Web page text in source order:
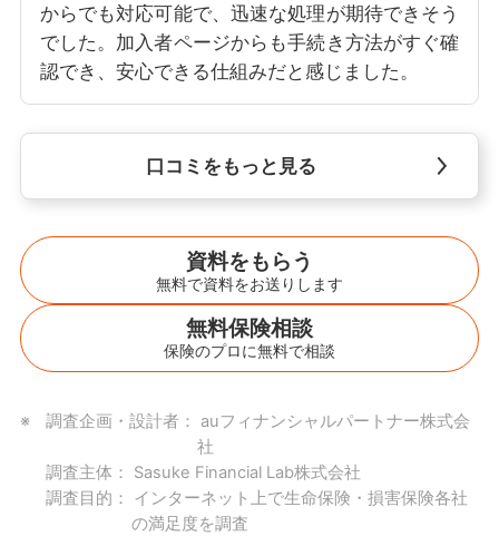
からでも対応可能で、迅速な処理が期待できそう
でした。加入者ページからも手続き方法がすぐ確
認でき、安心できる仕組みだと感じました。
口コミをもっと見る
資料をもらう
無料で資料をお送りします
無料保険相談
保険のプロに無料で相談
調査企画・設計者： auフィナンシャルパートナー株式会
社
調査主体： Sasuke Financial Lab株式会社
調査目的： インターネット上で生命保険・損害保険各社
の満足度を調査